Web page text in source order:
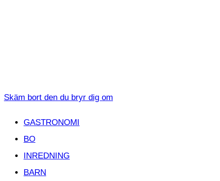
Skäm bort den du bryr dig om
GASTRONOMI
BO
INREDNING
BARN